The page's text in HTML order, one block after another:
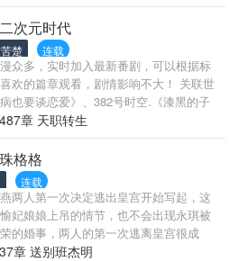
一句： “无花大人，请做我老婆。” 她们
了，她们吻了，她们在一起了，可不该
然出现了... · 在这个看脸的时代，如果不
爱上她么？
，这反倒是让他获得了某个无上存在的
云脑海里的信息，顺手给了捞出了一个
的奇特世界，改造了一番，作为金手指
从此肖云开启了拔野草、撸小兔、猎白
的悠闲生活。
次元时代
楚 连载
众多，实时加入最新番剧，可以根据标
欢的篇章观看，剧情影响不大！ 关联世
也要谈恋爱》、382号时空.《漆黑的子
灵》、《青春猪头少年不会做美少女的
大作战》、《我的青春恋爱物语果然有
良神》、《路人女主的养成方法》、
》 《未闻花名》、《学园默示录》 《三
《龙王的工作》、《从零开始的异世界
的孩子》、《辉夜大小姐想让我告白》
业中》《异世界舅舅》《关于转生成史
》
章 天职转生
格格
连载
两人第一次决定逃出皇宫开始写起，这
妃娘娘上吊的情节，也不会出现永琪被
的婚事，两人的第一次逃离皇宫很成
能够多多支持一下
章 送别班杰明